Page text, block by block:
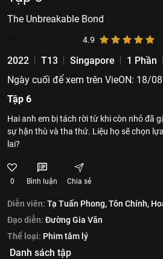
The Unbreakable Bond
4.9
2022 T13 Singapore 1 Phần
Ngày cuối để xem trên VieON: 18/08
Tập 6
Hai anh em bị tách rời từ khi còn nhỏ đã
sự hận thù và tha thứ. Liệu họ sẽ chọn
lai?
0 Bình luận Chia sẻ
Diễn viên: Tạ Tuấn Phong,Tôn Chính,
Đạo diễn: Đường Gia Văn
Thể loại: Phim tâm lý
Danh sách tập